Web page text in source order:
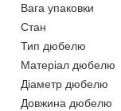
Вага упаковки
Стан
Тип дюбелю
Матеріал дюбелю
Діаметр дюбелю
Довжина дюбелю